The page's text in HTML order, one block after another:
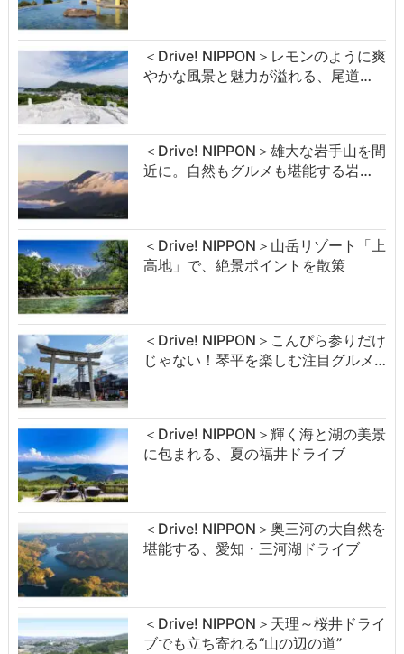
＜Drive! NIPPON＞レモンのように爽
やかな風景と魅力が溢れる、尾道…
＜Drive! NIPPON＞雄大な岩手山を間
近に。自然もグルメも堪能する岩…
＜Drive! NIPPON＞山岳リゾート「上
高地」で、絶景ポイントを散策
＜Drive! NIPPON＞こんぴら参りだけ
じゃない！琴平を楽しむ注目グルメ…
＜Drive! NIPPON＞輝く海と湖の美景
に包まれる、夏の福井ドライブ
＜Drive! NIPPON＞奥三河の大自然を
堪能する、愛知・三河湖ドライブ
＜Drive! NIPPON＞天理～桜井ドライ
ブでも立ち寄れる“山の辺の道”